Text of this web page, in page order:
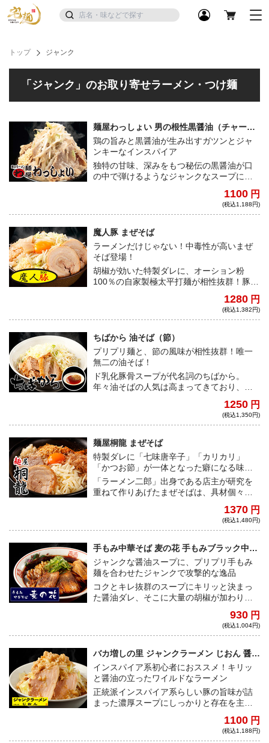
トップ ジャンク
「ジャンク」のお取り寄せラーメン・つけ麺
麺屋わっしょい 男の根性黒醤油（チャーシ
ュー付き）
鶏の旨みと黒醤油が生み出すガツンとジャ
ンキーなインスパイア
独特の甘味、深みをもつ秘伝の黒醤油が口
の中で弾けるようなジャンクなスープに、
は豚バラ肉と宅麺限定のチャーシューを特
別にご用意。炒め野菜とニンニクをたっぷ
1100 円
(税込1,188円)
魔人豚 まぜそば
ラーメンだけじゃない！中毒性が高いまぜ
そば登場！
胡椒が効いた特製ダレに、オーション粉
100％の自家製極太平打麺が相性抜群！豚と
る。さらに茹でた野菜と生玉子をトッピン
グすると、中毒性が高いジャンクな味わ
1280 円
(税込1,382円)
ちばから 油そば（節）
プリプリ麺と、節の風味が相性抜群！唯一
無二の油そば！
ド乳化豚骨スープが代名詞のちばから。
年々油そばの人気は高まってきており、中
して君臨する。他では味わえない一杯だ。
1250 円
(税込1,350円)
麺屋桐龍 まぜそば
特製ダレに「七味唐辛子」「カリカリ」
「かつお節」が一体となった癖になる味わ
い！
「ラーメン二郎」出身である店主が研究を
重ねて作りあげたまぜそばは、具材個々の
独自配合の特注「七味唐辛子」、旨味とコ
をそそる「かつお節」が一体となった癖に
なる味わい！
1370 円
(税込1,480円)
手もみ中華そば 麦の花 手もみブラック中華
そば
ジャンクな醤油スープに、プリプリ手もみ
麺を合わせたジャンクで攻撃的な逸品
コクとキレ抜群のスープにキリッと決まっ
た醤油ダレ、そこに大量の胡椒が加わり中
930 円
(税込1,004円)
バカ増しの里 ジャンクラーメン じおん 醤油
ラーメン
インスパイア系初心者におススメ！キリッ
と醤油の立ったワイルドなラーメン
正統派インスパイア系らしい豚の旨味が詰
まった濃厚スープにしっかりと存在を主張
強いものではなく、ワイルドながらも絶妙
なバランスの取れたスープに仕上がってい
1100 円
(税込1,188円)